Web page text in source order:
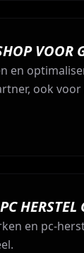
VOOR
en
ook
HERSTEL
en pc-